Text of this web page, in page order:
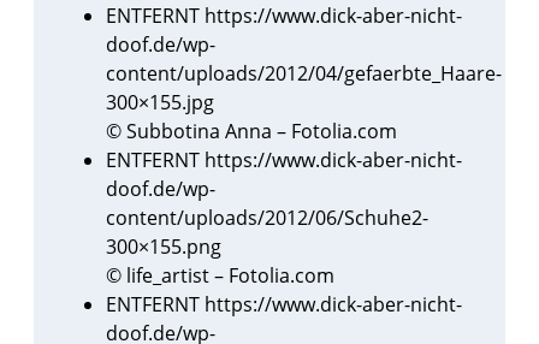
ENTFERNT https://www.dick-aber-nicht-
doof.de/wp-
content/uploads/2012/04/gefaerbte_Haare-
300×155.jpg
© Subbotina Anna – Fotolia.com
ENTFERNT https://www.dick-aber-nicht-
doof.de/wp-
content/uploads/2012/06/Schuhe2-
300×155.png
© life_artist – Fotolia.com
ENTFERNT https://www.dick-aber-nicht-
doof.de/wp-